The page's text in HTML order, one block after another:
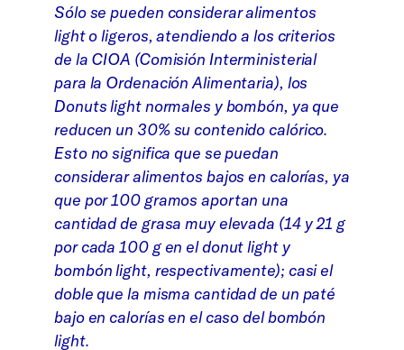
Sólo se pueden considerar alimentos
light o ligeros, atendiendo a los criterios
de la CIOA (Comisión Interministerial
para la Ordenación Alimentaria), los
Donuts light normales y bombón, ya que
reducen un 30% su contenido calórico.
Esto no significa que se puedan
considerar alimentos bajos en calorías, ya
que por 100 gramos aportan una
cantidad de grasa muy elevada (14 y 21 g
por cada 100 g en el donut light y
bombón light, respectivamente); casi el
doble que la misma cantidad de un paté
bajo en calorías en el caso del bombón
light.